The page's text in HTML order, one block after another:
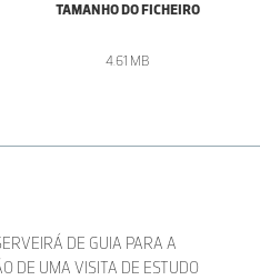
TAMANHO DO FICHEIRO
4.61 MB
DE GUIA PARA A
DE UMA VISITA DE ESTUDO